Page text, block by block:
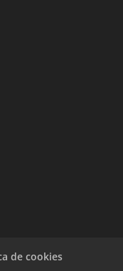
de cookies